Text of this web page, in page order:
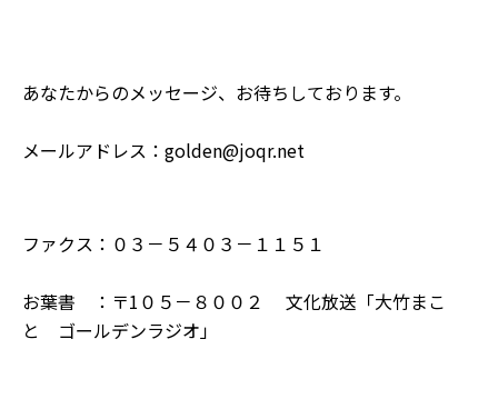
あなたからのメッセージ、お待ちしております。
メールアドレス： golden@joqr.net
ファクス：０３－５４０３－１１５１
お葉書 ：〒1０５－８００２ 文化放送「大竹まこ
と ゴールデンラジオ」